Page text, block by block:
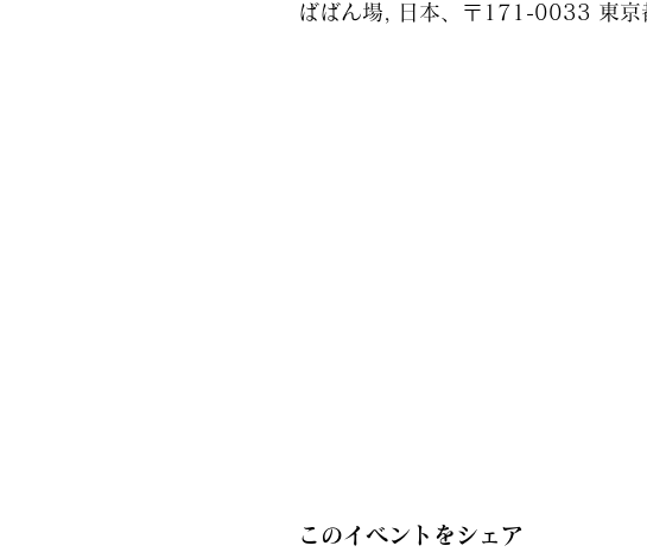
ばばん場, 日本、〒171-0033 東京
このイベントをシェア